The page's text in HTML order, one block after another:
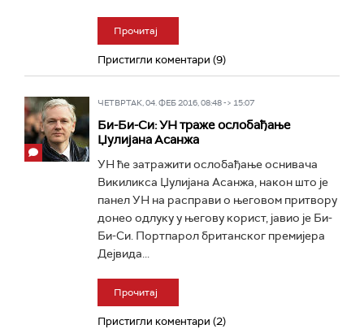
Прочитај
Пристигли коментари (9)
ЧЕТВРТАК, 04. ФЕБ 2016, 08:48 -> 15:07
Би-Би-Си: УН траже ослобађање
Џулијана Асанжа
УН ће затражити ослобађање оснивача
Викиликса Џулијана Асанжа, након што је
панел УН на расправи о његовом притвору
донео одлуку у његову корист, јавио је Би-
Би-Си. Портпарол британског премијера
Дејвида...
Прочитај
Пристигли коментари (2)